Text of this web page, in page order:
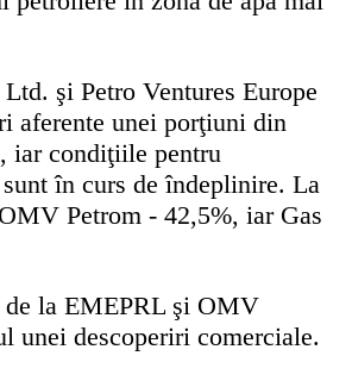
şi Petro Ventures Europe
aferente unei porţiuni din
iar condiţiile pentru
în curs de îndeplinire. La
Petrom - 42,5%, iar Gas
de la EMEPRL şi OMV
unei descoperiri comerciale.